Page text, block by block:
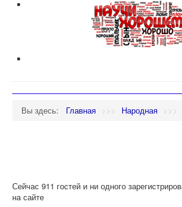
Вы здесь: Главная >>> Народная >>>
Сейчас 911 гостей и ни одного
на сайте